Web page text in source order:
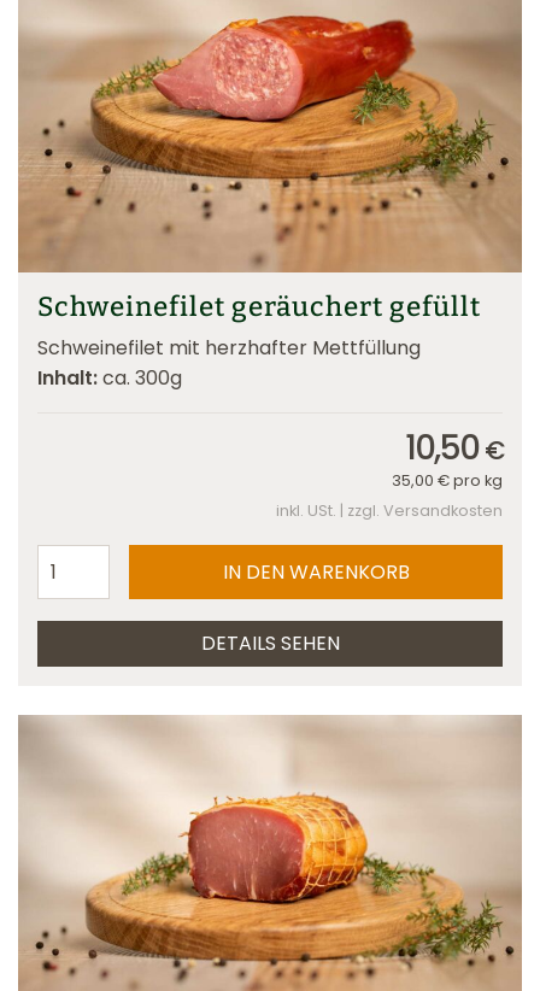
Schweinefilet geräuchert gefüllt
Schweinefilet mit herzhafter Mettfüllung
Inhalt:ca. 300g
10,50€
35,00 €pro kg
inkl. USt. | zzgl. Versandkosten
DETAILS SEHEN